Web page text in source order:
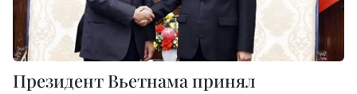
Президент Вьетнама принял